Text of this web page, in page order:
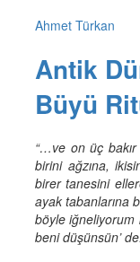
Ahmet Türkan
Antik
Büyü
“…ve on üç
birini ağzına,
birer tanesini
ayak tabanlarına
böyle iğneliyorum
beni düşünsün’